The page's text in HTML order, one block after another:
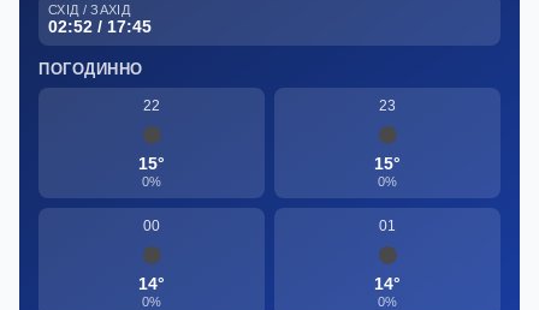
СХІД / ЗАХІД
02:52 / 17:45
ПОГОДИННО
22
15°
0%
23
15°
0%
00
14°
0%
01
14°
0%